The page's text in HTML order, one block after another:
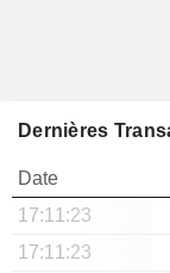
Dernières
Date
17:11:23
17:11:23